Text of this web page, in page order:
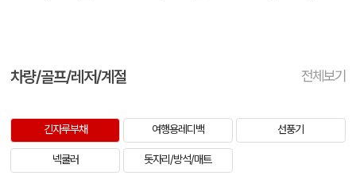
차량/골프/레저/계절 전체보기
긴자루부채 여행용레디백 선풍기
넥쿨러 돗자리/방석/매트